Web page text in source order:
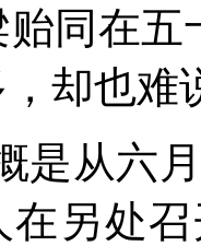
同在
却也难
是从六
在另处